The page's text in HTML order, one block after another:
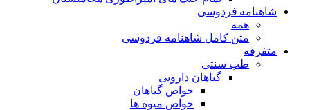
شاهنامه فردوسی
همه
متن کامل شاهنامه فردوسی
متفرقه
طب سنتی
گیاهان دارویی
خواص گیاهان
خواص میوه ها